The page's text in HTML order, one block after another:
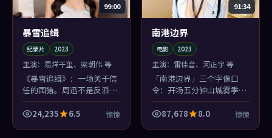
99:00
暴雪追缉
纪录片 2023
主演： 易烊千玺、梁朝伟 等
《暴雪追缉》：一场关于信
任的围猎。周迅不是反派，
却承担了最多的「不舒
服」，这比脸谱化恶人高级
24,235 6.5 惊悚
91:34
南港边界
电影 2023
主演： 雷佳音、河正宇 等
「南港边界」三个字像口
令：开场五分钟山城雾季的
质感一立住，后面再怎么
飞，观众也愿意跟着乌尔善
87,678 8.0 惊悚